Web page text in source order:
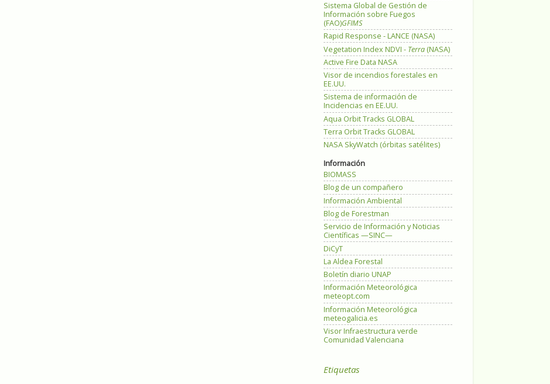
Sistema Global de Gestión de
Información sobre Fuegos
(FAO)GFIMS
Rapid Response - LANCE (NASA)
Vegetation Index NDVI - Terra (NASA)
Active Fire Data NASA
Visor de incendios forestales en
EE.UU.
Sistema de información de
Incidencias en EE.UU.
Aqua Orbit Tracks GLOBAL
Terra Orbit Tracks GLOBAL
NASA SkyWatch (órbitas satélites)
Información
BIOMASS
Blog de un compañero
Información Ambiental
Blog de Forestman
Servicio de Información y Noticias
Científicas —SINC—
DiCyT
La Aldea Forestal
Boletín diario UNAP
Información Meteorológica
meteopt.com
Información Meteorológica
meteogalicia.es
Visor Infraestructura verde
Comunidad Valenciana
Etiquetas